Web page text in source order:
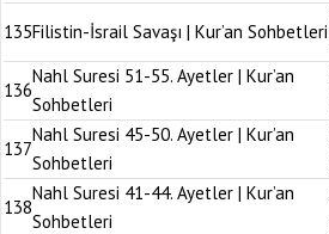
135Filistin-İsrail Savaşı | Kur’an Sohbetleri
136
Nahl Suresi 51-55. Ayetler | Kur’an
Sohbetleri
137
Nahl Suresi 45-50. Ayetler | Kur’an
Sohbetleri
138
Nahl Suresi 41-44. Ayetler | Kur’an
Sohbetleri